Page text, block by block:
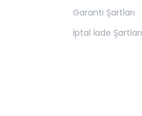
Garanti Şartları
İptal İade Şartları